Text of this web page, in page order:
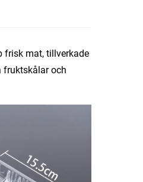
frisk mat, tillverkade
fruktskålar och